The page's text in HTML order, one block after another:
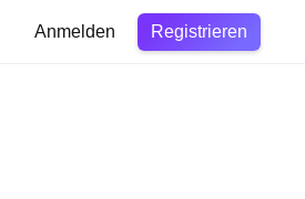
Anmelden Registrieren